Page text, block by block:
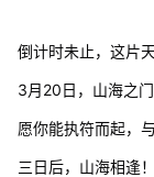
倒计时未止，这片
3月20日，山海之门
愿你能执符而起，
三日后，山海相逢！